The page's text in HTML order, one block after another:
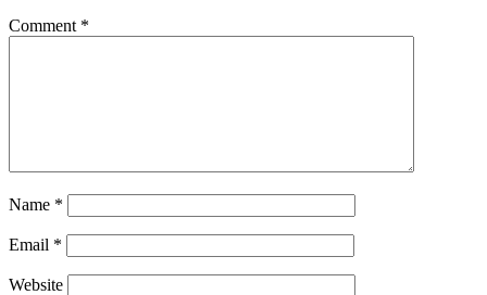
Comment *
Name *
Email *
Website